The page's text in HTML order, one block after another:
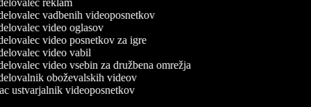
reklam
vadbenih videoposnetkov
video oglasov
video posnetkov za igre
video vabil
video vsebin za družbena omrežja
oboževalskih videov
ustvarjalnik videoposnetkov